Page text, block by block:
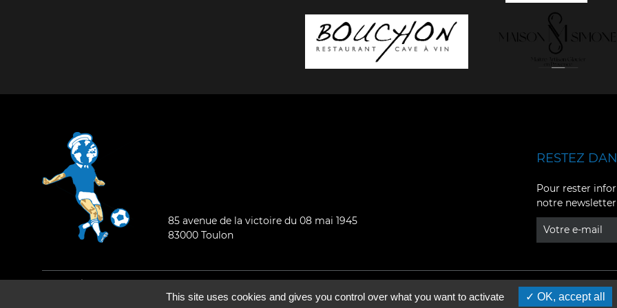
85 avenue de la victoire du 08 mai 1945
83000 Toulon
YouTube
RESTEZ
Pour rester
notre
Mentions légales-Qui sommes-nous ?
©2026 - Tous droits réservés - Conception :epartenair e
This site uses cookies and gives you control over what you want to activate OK, accept all